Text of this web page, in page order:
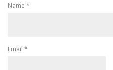
Name *
Email *